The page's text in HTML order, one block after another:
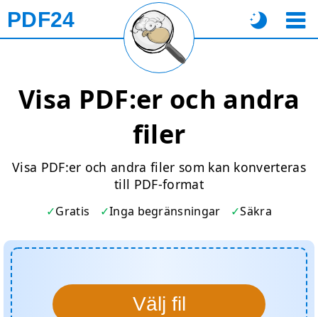
PDF24
Visa PDF:er och andra
filer
Visa PDF:er och andra filer som kan konverteras
till PDF-format
Gratis Inga begränsningar Säkra
Välj fil